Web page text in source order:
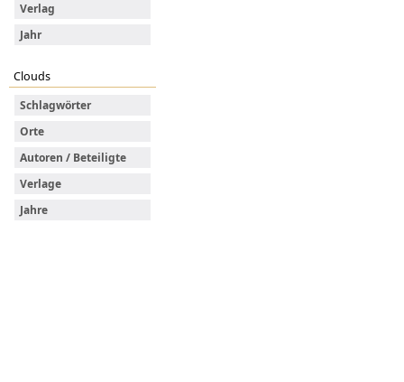
Verlag
Jahr
Clouds
Schlagwörter
Orte
Autoren / Beteiligte
Verlage
Jahre